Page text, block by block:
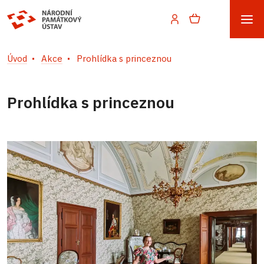
Úvod Akce Prohlídka s princeznou
Prohlídka s princeznou